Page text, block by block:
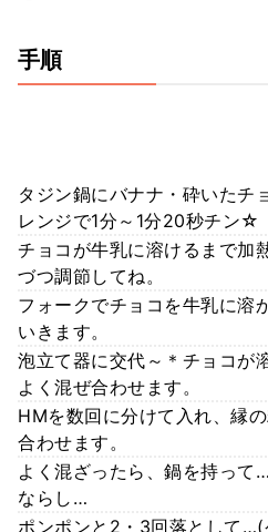
手順
タジン鍋にバナナ・砕いた
レンジで1分～1分20秒チン☆
チョコが牛乳に溶けるまで
づつ調節してね。
フォークでチョコを牛乳に溶
いきます。
泡立て器に交代～＊チョコが
よく混ぜ合わせます。
HMを数回に分けて入れ、縁
合わせます。
よく混ざったら、鍋を持って
ならし…
ポンポンと2・3回落として